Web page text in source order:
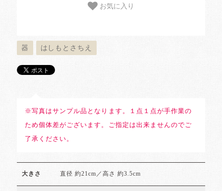
お気に入り
器 はしもとさちえ
※写真はサンプル品となります。１点１点が手作業の
ため個体差がございます。ご指定は出来ませんのでご
了承ください。
大きさ 直径 約21cm／高さ 約3.5cm